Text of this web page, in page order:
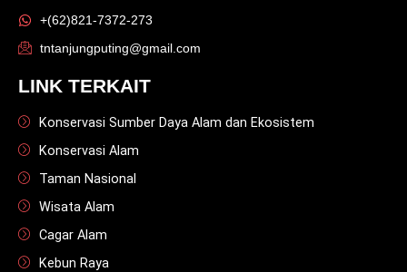
+(62)821-7372-273
tntanjungputing@gmail.com
LINK TERKAIT
Konservasi Sumber Daya Alam dan Ekosistem
Konservasi Alam
Taman Nasional
Wisata Alam
Cagar Alam
Kebun Raya